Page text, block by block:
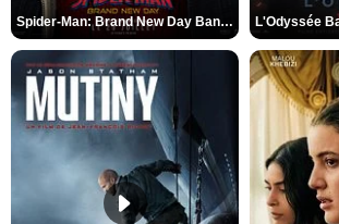
Spider-Man: Brand New Day Bande-annonce VO STFR